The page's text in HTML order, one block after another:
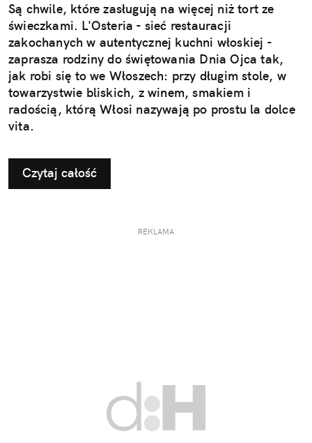
Są chwile, które zasługują na więcej niż tort ze
świeczkami. L'Osteria - sieć restauracji
zakochanych w autentycznej kuchni włoskiej -
zaprasza rodziny do świętowania Dnia Ojca tak,
jak robi się to we Włoszech: przy długim stole, w
towarzystwie bliskich, z winem, smakiem i
radością, którą Włosi nazywają po prostu la dolce
vita.
Czytaj całość
REKLAMA